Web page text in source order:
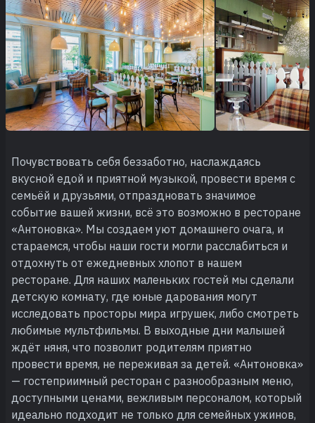
Почувствовать себя беззаботно, наслаждаясь
вкусной едой и приятной музыкой, провести время с
семьёй и друзьями, отпраздновать значимое
событие вашей жизни, всё это возможно в ресторане
«Антоновка». Мы создаем уют домашнего очага, и
стараемся, чтобы наши гости могли расслабиться и
отдохнуть от ежедневных хлопот в нашем
ресторане. Для наших маленьких гостей мы сделали
детскую комнату, где юные дарования могут
исследовать просторы мира игрушек, либо смотреть
любимые мультфильмы. В выходные дни малышей
ждёт няня, что позволит родителям приятно
провести время, не переживая за детей. «Антоновка»
— гостеприимный ресторан с разнообразным меню,
доступными ценами, вежливым персоналом, который
идеально подходит не только для семейных ужинов,